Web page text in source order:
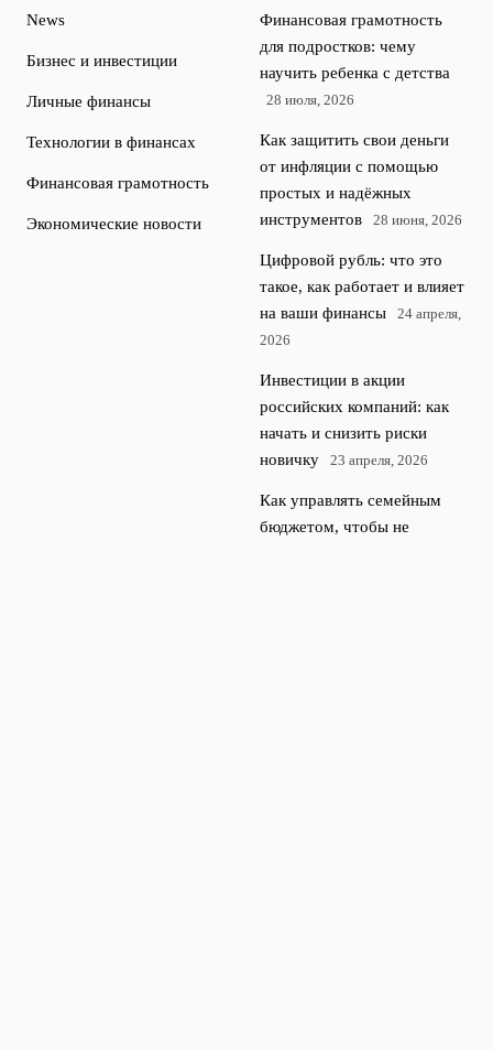
News
Бизнес и инвестиции
Личные финансы
Технологии в финансах
Финансовая грамотность
Экономические новости
Финансовая грамотность
для подростков: чему
научить ребенка с детства
28 июля, 2026
Как защитить свои деньги
от инфляции с помощью
простых и надёжных
инструментов
28 июня, 2026
Цифровой рубль: что это
такое, как работает и влияет
на ваши финансы
24 апреля,
2026
Инвестиции в акции
российских компаний: как
начать и снизить риски
новичку
23 апреля, 2026
Как управлять семейным
бюджетом, чтобы не